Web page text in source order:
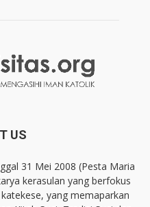
US
31 Mei 2008 (Pesta Maria
kerasulan yang berfokus
yang memaparkan